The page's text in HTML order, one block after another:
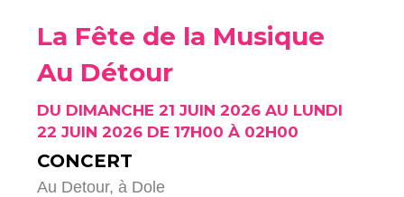
La Fête de la Musique
Au Détour
DU DIMANCHE 21 JUIN 2026 AU LUNDI
22 JUIN 2026 DE 17H00 À 02H00
CONCERT
Au Detour, à Dole